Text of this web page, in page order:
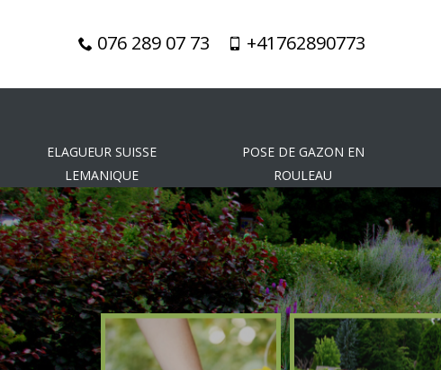
076 289 07 73 +41762890773
ELAGUEUR SUISSE
LEMANIQUE
POSE DE GAZON EN
ROULEAU